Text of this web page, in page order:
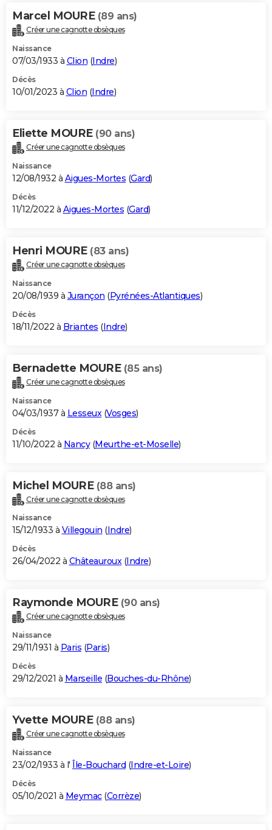
Marcel MOURE (89 ans)
Créer une cagnotte obsèques
Naissance
07/03/1933 à Clion (Indre)
Décès
10/01/2023 à Clion (Indre)
Eliette MOURE (90 ans)
Créer une cagnotte obsèques
Naissance
12/08/1932 à Aigues-Mortes (Gard)
Décès
11/12/2022 à Aigues-Mortes (Gard)
Henri MOURE (83 ans)
Créer une cagnotte obsèques
Naissance
20/08/1939 à Jurançon (Pyrénées-Atlantiques)
Décès
18/11/2022 à Briantes (Indre)
Bernadette MOURE (85 ans)
Créer une cagnotte obsèques
Naissance
04/03/1937 à Lesseux (Vosges)
Décès
11/10/2022 à Nancy(Meurthe-et-Moselle)
Michel MOURE (88 ans)
Créer une cagnotte obsèques
Naissance
15/12/1933 à Villegouin (Indre)
Décès
26/04/2022 à Châteauroux(Indre)
Raymonde MOURE (90 ans)
Créer une cagnotte obsèques
Naissance
29/11/1931 à Paris (Paris)
Décès
29/12/2021 à Marseille (Bouches-du-Rhône)
Yvette MOURE (88 ans)
Créer une cagnotte obsèques
Naissance
23/02/1933 à l' Île-Bouchard (Indre-et-Loire)
Décès
05/10/2021 à Meymac(Corrèze)